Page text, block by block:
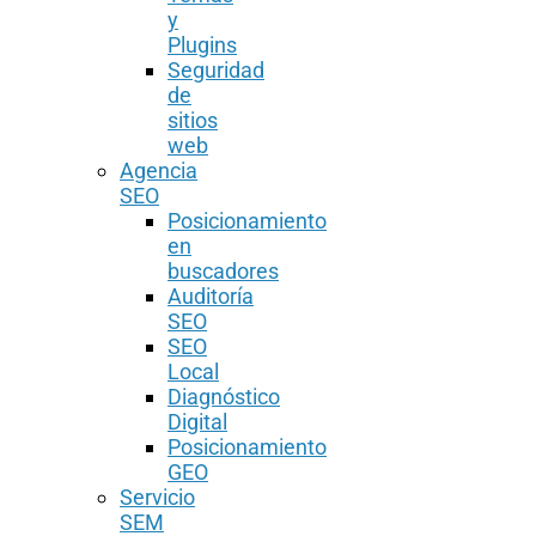
y
Plugins
Seguridad
de
sitios
web
Agencia
SEO
Posicionamiento
en
buscadores
Auditoría
SEO
SEO
Local
Diagnóstico
Digital
Posicionamiento
GEO
Servicio
SEM